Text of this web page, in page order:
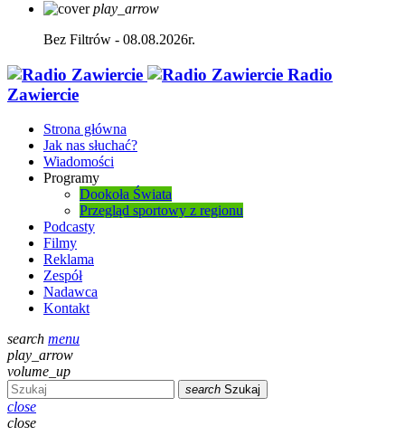
play_arrow
Bez Filtrów - 08.08.2026r.
Radio
Zawiercie
Strona główna
Jak nas słuchać?
Wiadomości
Programy
Dookoła Świata
Przegląd sportowy z regionu
Podcasty
Filmy
Reklama
Zespół
Nadawca
Kontakt
search menu
play_arrow
volume_up
search Szukaj
close
close